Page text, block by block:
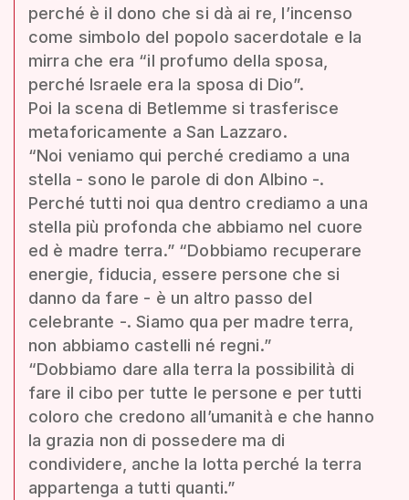
perché è il dono che si dà ai re, l’incenso
come simbolo del popolo sacerdotale e la
mirra che era “il profumo della sposa,
perché Israele era la sposa di Dio”.
Poi la scena di Betlemme si trasferisce
metaforicamente a San Lazzaro.
“Noi veniamo qui perché crediamo a una
stella - sono le parole di don Albino -.
Perché tutti noi qua dentro crediamo a una
stella più profonda che abbiamo nel cuore
ed è madre terra.” “Dobbiamo recuperare
energie, fiducia, essere persone che si
danno da fare - è un altro passo del
celebrante -. Siamo qua per madre terra,
non abbiamo castelli né regni.”
“Dobbiamo dare alla terra la possibilità di
fare il cibo per tutte le persone e per tutti
coloro che credono all’umanità e che hanno
la grazia non di possedere ma di
condividere, anche la lotta perché la terra
appartenga a tutti quanti.”